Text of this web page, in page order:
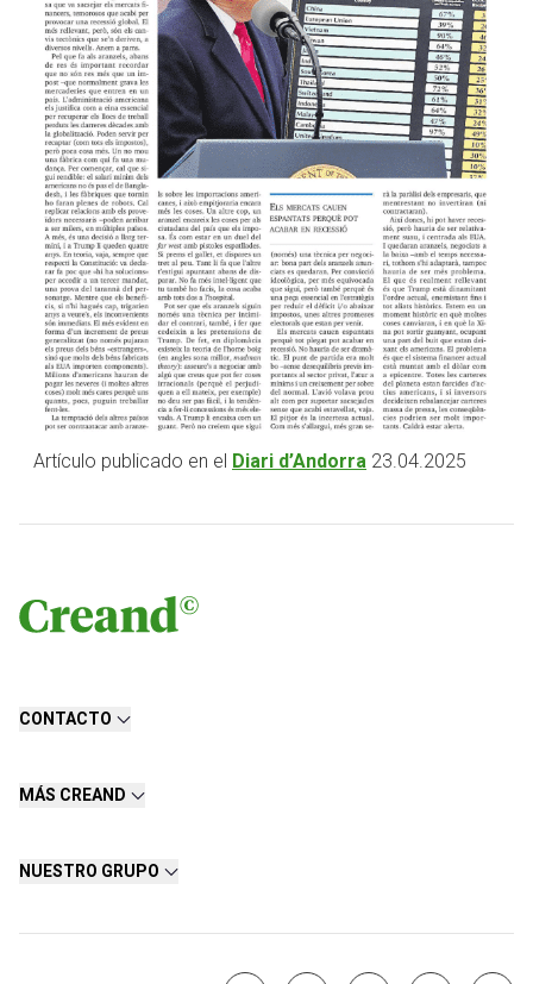
Artículo publicado en el Diari d’Andorra 23.04.2025
CONTACTO
MÁS CREAND
NUESTRO GRUPO